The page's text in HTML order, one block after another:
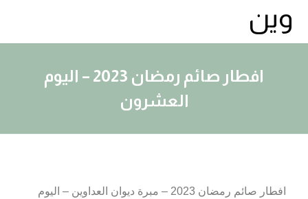
افطار صائم رمضان 2023 – اليوم
العشرون
افطار صائم رمضان 2023 – مبرة ديوان العداوين – اليوم